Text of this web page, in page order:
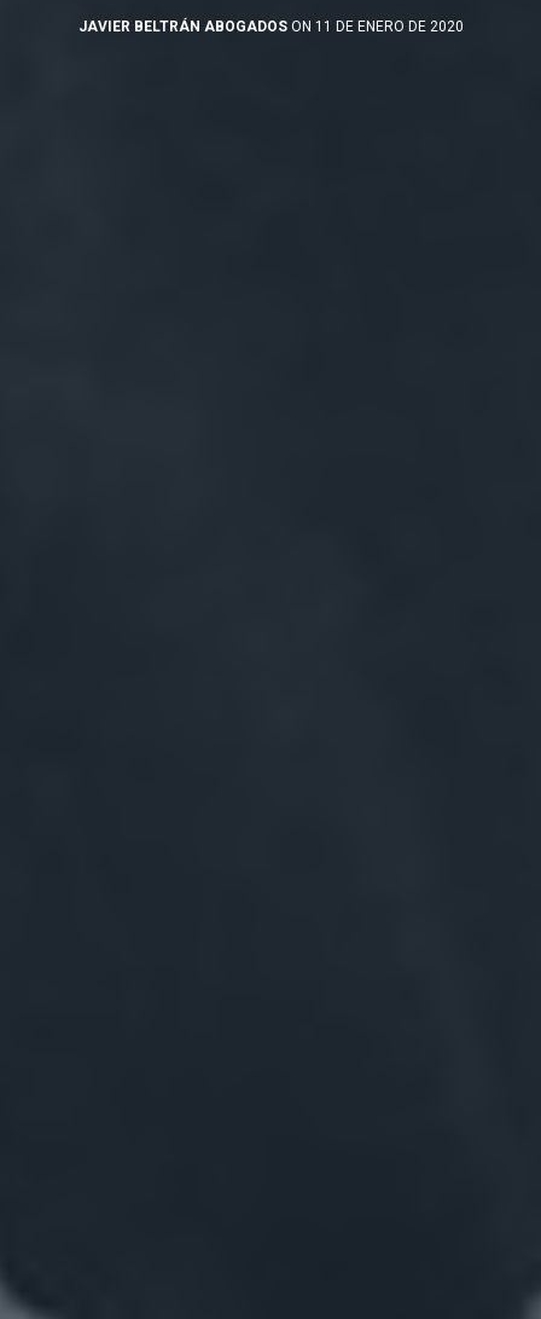
JAVIER BELTRÁN ABOGADOSON 11 DE ENERO DE 2020